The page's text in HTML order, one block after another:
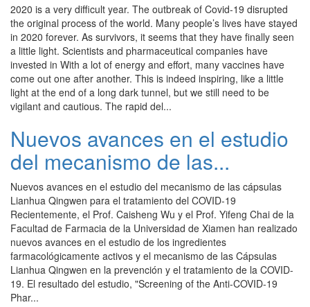
2020 is a very difficult year. The outbreak of Covid-19 disrupted
the original process of the world. Many people’s lives have stayed
in 2020 forever. As survivors, it seems that they have finally seen
a little light. Scientists and pharmaceutical companies have
invested in With a lot of energy and effort, many vaccines have
come out one after another. This is indeed inspiring, like a little
light at the end of a long dark tunnel, but we still need to be
vigilant and cautious. The rapid del...
Nuevos avances en el estudio
del mecanismo de las...
Nuevos avances en el estudio del mecanismo de las cápsulas
Lianhua Qingwen para el tratamiento del COVID-19
Recientemente, el Prof. Caisheng Wu y el Prof. Yifeng Chai de la
Facultad de Farmacia de la Universidad de Xiamen han realizado
nuevos avances en el estudio de los ingredientes
farmacológicamente activos y el mecanismo de las Cápsulas
Lianhua Qingwen en la prevención y el tratamiento de la COVID-
19. El resultado del estudio, "Screening of the Anti-COVID-19
Phar...